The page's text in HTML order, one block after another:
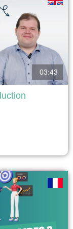
as cutting path
This problem
as aeronautic,
03:43